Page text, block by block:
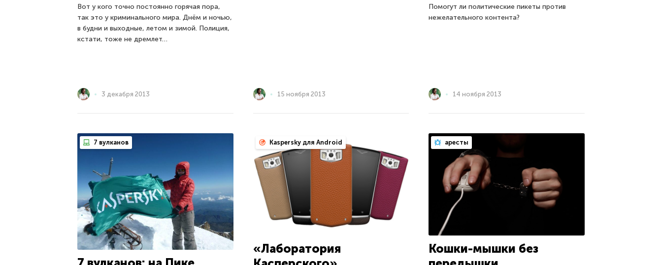
Вот у кого точно постоянно горячая пора,
так это у криминального мира. Днём и ночью,
в будни и выходные, летом и зимой. Полиция,
кстати, тоже не дремлет…
3 декабря 2013 15 ноября 2013
Помогут ли политические пикеты против
нежелательного контента?
14 ноября 2013
7 вулканов Kaspersky для Android
«Лаборатория
аресты
Кошки-мышки без